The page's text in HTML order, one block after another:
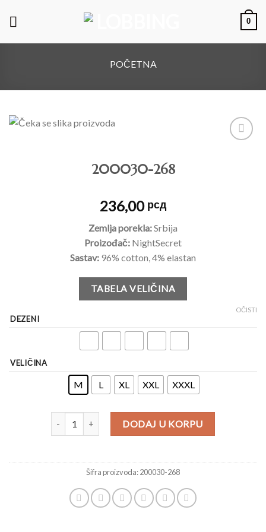
0
POČETNA
200030-268
236,00 рсд
Zemlja porekla:Srbija
Proizođač: NightSecret
Sastav: 96% cotton, 4% elastan
TABELA VELIČINA
DEZENI
VELIČINA
M L XL XXL XXXL
OČISTI
DODAJ U KORPU
Šifra proizvoda:200030-268